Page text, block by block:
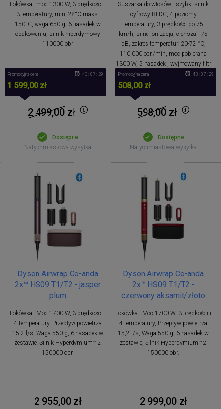
Lokówka - moc 1300 W, 3 prędkości i
3 temperatury, min. 28°C maks.
150°C, waga 650 g, 6 nasadek w
opakowaniu, silnik hiperdymowy
110000 obr
Promocyjna cena
1 599,00 zł
43 : 07 : 28
2 499,00zł
Dostępne
Natychmiastowa wysyłka
Suszarka do włosów - szybki silnik
cyfrowy BLDC, 4 poziomy
temperatury, 3 prędkości do 75
km/h, silna jonizacja, cichsza - 75
dB, zakres temperatur: 20-72 °C,
110 000 obr./min, moc pobierana
1300 W, 5 nasadek , wyjmowany filtr
Promocyjna cena
508,00 zł
43 : 07 : 28
598,00zł
Dostępne
Natychmiastowa wysyłka
Dyson Airwrap Co-anda
2x™ HS09 T1/T2 - jasper
plum
Lokówka - Moc 1700 W, 3 prędkości i
4 temperatury, Przepływ powietrza
15,2 l/s, Waga 550 g, 6 nasadek w
zestawie, Silnik Hyperdymium™ 2
150000 obr.
2 955,00 zł
Dyson Airwrap Co-anda
2x™ HS09 T1/T2 -
czerwony aksamit/złoto
Lokówka - Moc 1700 W, 3 prędkości i
4 temperatury, Przepływ powietrza
15,2 l/s, Waga 550 g, 6 nasadek w
zestawie, Silnik Hyperdymium™ 2
150000 obr.
2 999,00 zł